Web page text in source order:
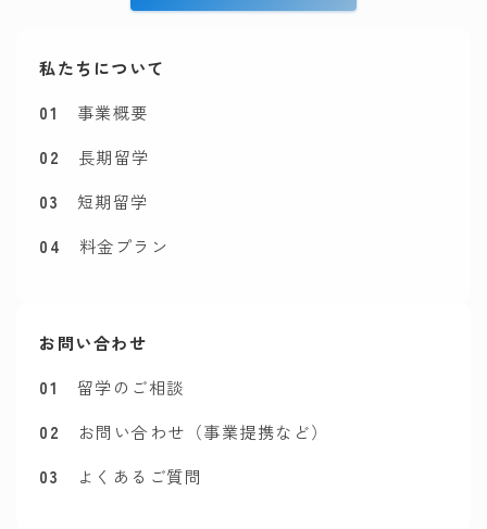
私たちについて
01
事業概要
02 長期留学
03 短期留学
04 料金プラン
お問い合わせ
01
留学のご相談
02 お問い合わせ（事業提携など）
03 よくあるご質問